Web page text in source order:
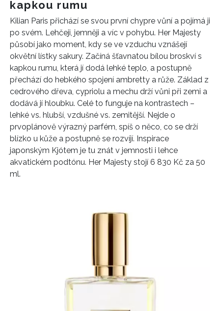
INFORMACE
kapkou rumu
Kilian Paris přichází se svou první chypre vůní a pojímá ji
po svém. Lehčeji, jemněji a víc v pohybu. Her Majesty
působí jako moment, kdy se ve vzduchu vznášejí
okvětní lístky sakury. Začíná šťavnatou bílou broskví s
kapkou rumu, která jí dodá lehké teplo, a postupně
přechází do hebkého spojení ambretty a růže. Základ z
cedrového dřeva, cypriolu a mechu drží vůni při zemi a
dodává jí hloubku. Celé to funguje na kontrastech –
lehké vs. hlubší, vzdušné vs. zemitější. Nejde o
prvoplánově výrazný parfém, spíš o něco, co se drží
blízko u kůže a postupně se rozvíjí. Inspirace
japonským Kjótem je tu znát v jemnosti i lehce
akvatickém podtónu. Her Majesty stojí 6 830 Kč za 50
ml.